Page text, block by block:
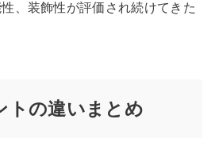
、装飾性が評価され続けてきた
トの違いまとめ